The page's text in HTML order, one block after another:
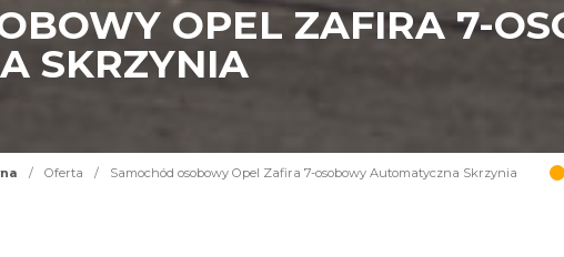
OPEL ZAFIRA 7-
SKRZYNIA
/ Oferta / Samochód osobowy Opel Zafira 7-osobowy Automatyczna Skrzynia